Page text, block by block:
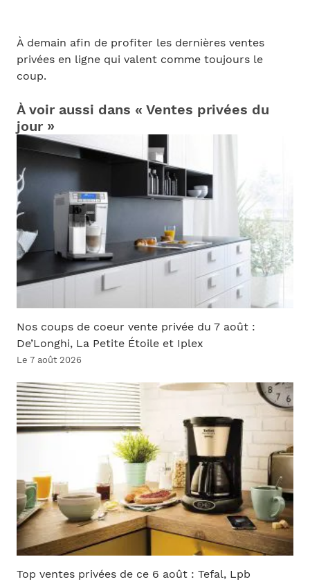
À demain afin de profiter les dernières ventes
privées en ligne qui valent comme toujours le
coup.
À voir aussi dans « Ventes privées du
jour »
Nos coups de coeur vente privée du 7 août :
De’Longhi, La Petite Étoile et Iplex
Le 7 août 2026
Top ventes privées de ce 6 août : Tefal, Lpb